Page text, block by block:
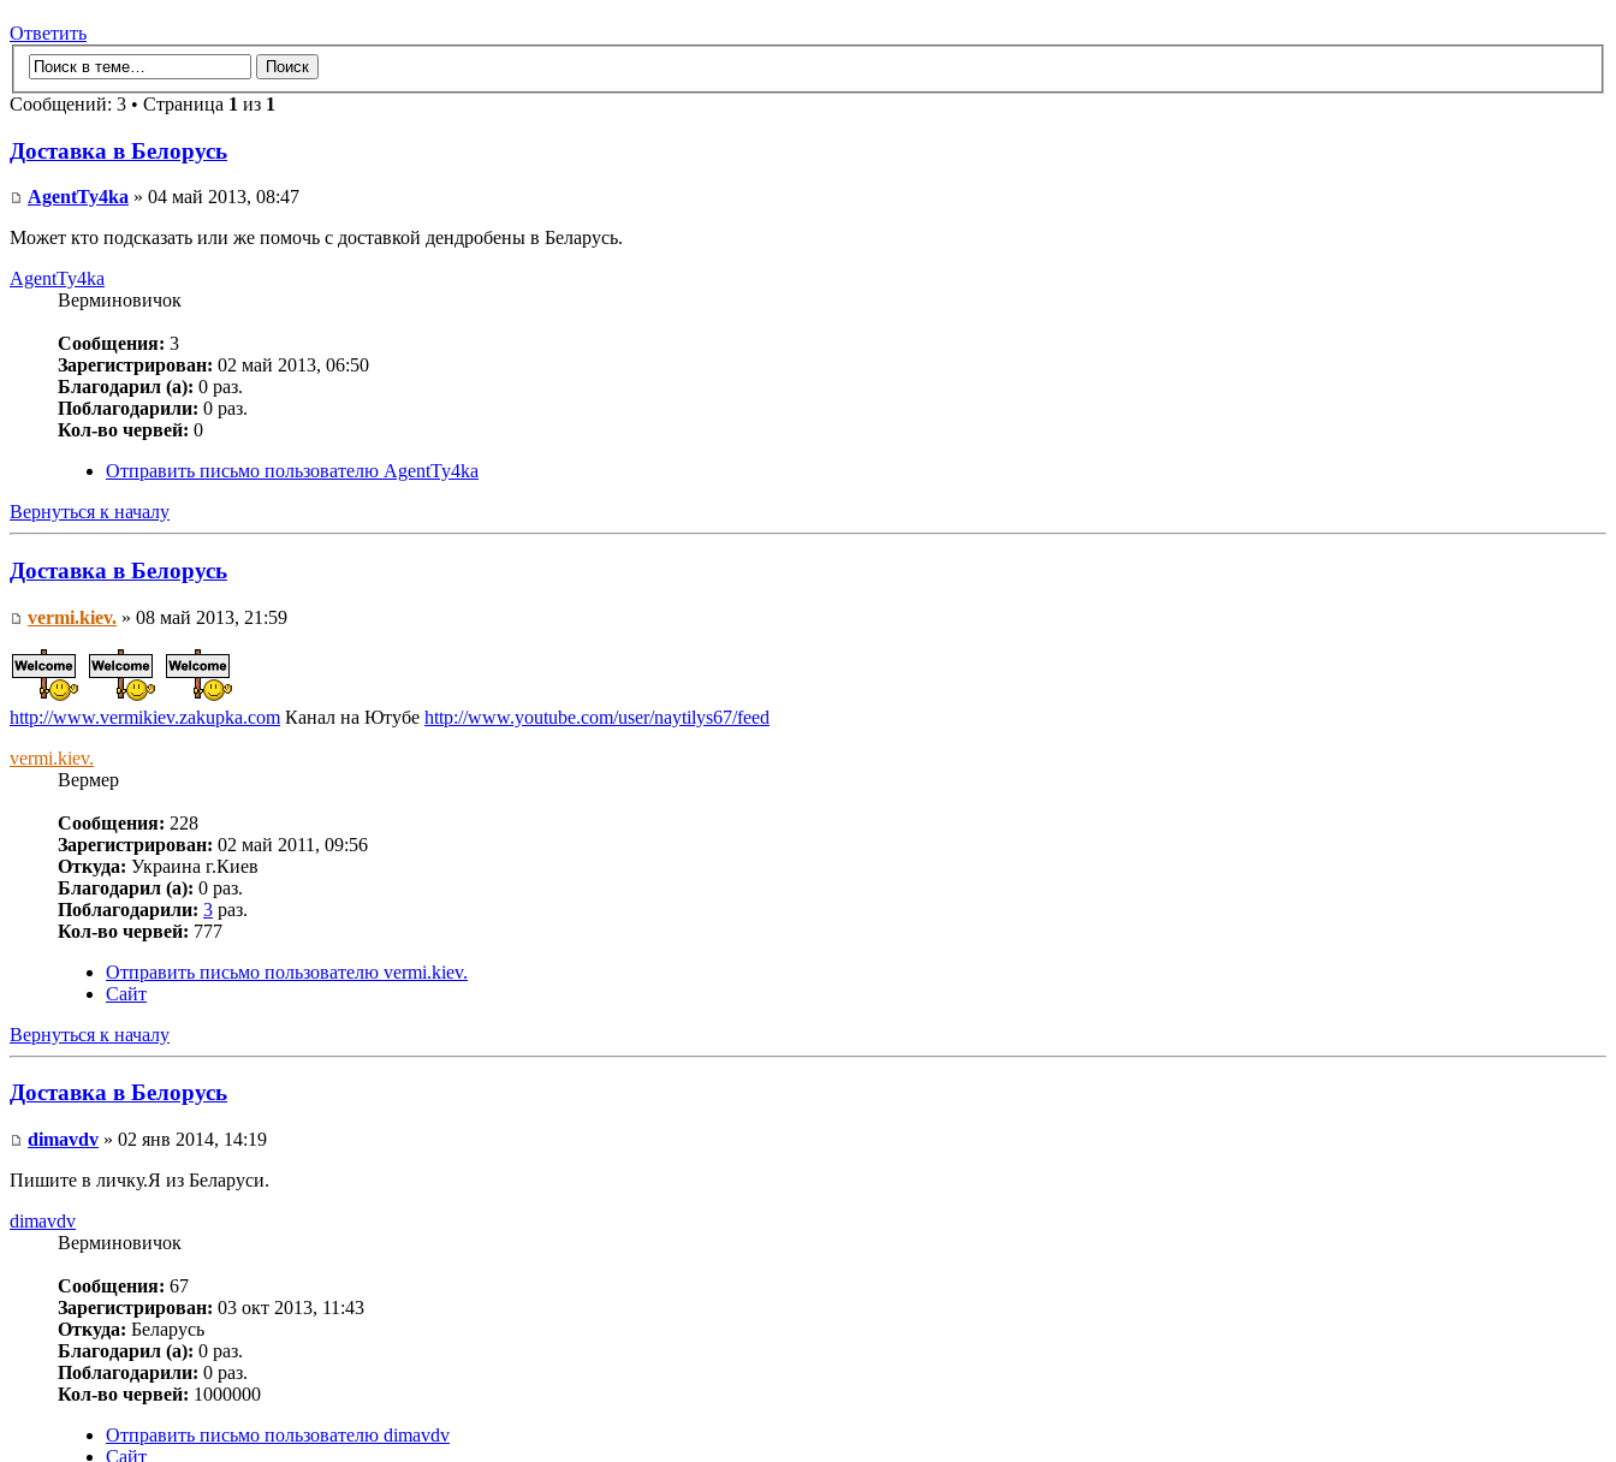
Ответить
Сообщений: 3 • Страница 1 из 1
Доставка в Белорусь
AgentTy4ka » 04 май 2013, 08:47
Может кто подсказать или же помочь с доставкой дендробены в Беларусь.
AgentTy4ka
Верминовичок
Сообщения: 3
Зарегистрирован: 02 май 2013, 06:50
Благодарил (а): 0 раз.
Поблагодарили: 0 раз.
Кол-во червей: 0
Отправить письмо пользователю AgentTy4ka
Вернуться к началу
Доставка в Белорусь
vermi.kiev. » 08 май 2013, 21:59
http://www.vermikiev.zakupka.com Канал на Ютубе http://www.youtube.com/user/naytilys67/feed
vermi.kiev.
Вермер
Сообщения: 228
Зарегистрирован: 02 май 2011, 09:56
Откуда: Украина г.Киев
Благодарил (а): 0 раз.
Поблагодарили: 3 раз.
Кол-во червей: 777
Отправить письмо пользователю vermi.kiev.
Сайт
Вернуться к началу
Доставка в Белорусь
dimavdv » 02 янв 2014, 14:19
Пишите в личку.Я из Беларуси.
dimavdv
Верминовичок
Сообщения: 67
Зарегистрирован: 03 окт 2013, 11:43
Откуда: Беларусь
Благодарил (а): 0 раз.
Поблагодарили: 0 раз.
Кол-во червей: 1000000
Отправить письмо пользователю dimavdv
Сайт